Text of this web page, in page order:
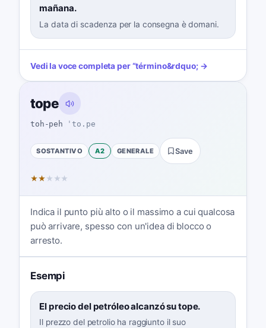
mañana.
La data di scadenza per la consegna è domani.
Vedi la voce completa per“término&rdquo; →
tope
toh-peh ˈto.pe
SOSTANTIVO A2 GENERALE Save
★★ ★ ★ ★
Indica il punto più alto o il massimo a cui qualcosa
può arrivare, spesso con un'idea di blocco o
arresto.
Esempi
El precio del petróleo alcanzó su tope.
Il prezzo del petrolio ha raggiunto il suo